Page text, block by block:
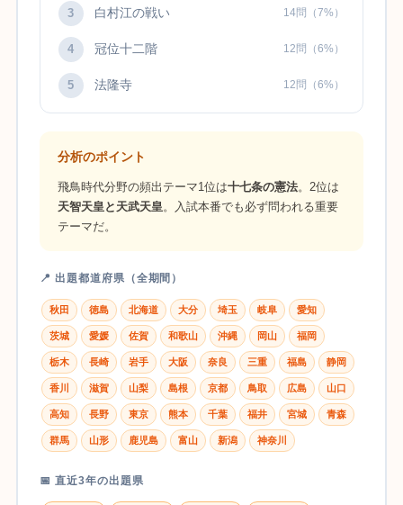
3 白村江の戦い 14問（7%）
4 冠位十二階 12問（6%）
5 法隆寺 12問（6%）
分析のポイント
飛鳥時代分野の頻出テーマ1位は十七条の憲法。2位は
天智天皇と天武天皇 。入試本番でも必ず問われる重要
テーマだ。
📍 出題都道府県（全期間）
秋田 徳島 北海道 大分 埼玉 岐阜 愛知
茨城 愛媛 佐賀 和歌山 沖縄 岡山 福岡
栃木 長崎 岩手 大阪 奈良 三重 福島 静岡
香川 滋賀 山梨 島根 京都 鳥取 広島 山口
高知 長野 東京 熊本 千葉 福井 宮城 青森
群馬 山形 鹿児島 富山 新潟 神奈川
📅 直近3年の出題県